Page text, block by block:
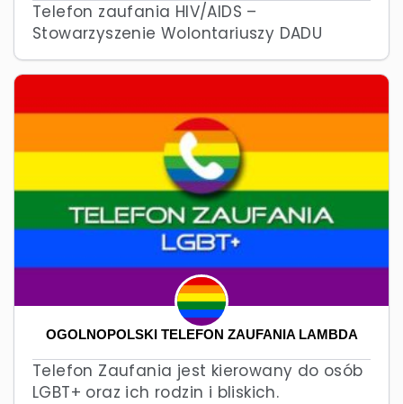
Telefon zaufania HIV/AIDS –
Stowarzyszenie Wolontariuszy DADU
OGÓLNOPOLSKI TELEFON ZAUFANIA LAMBDA
Telefon Zaufania jest kierowany do osób
LGBT+ oraz ich rodzin i bliskich.